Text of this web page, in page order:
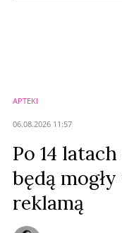
APTEKI
06.08.2026 11:57
Po 14
będą
reklamą